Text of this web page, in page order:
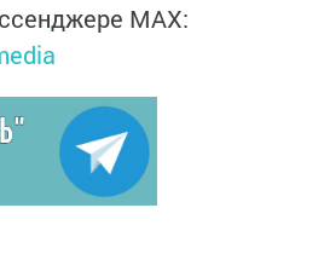
MАХ: